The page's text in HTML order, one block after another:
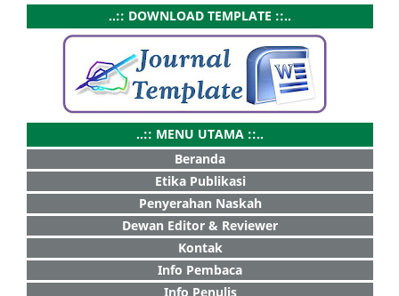
..:: DOWNLOAD TEMPLATE ::..
..:: MENU UTAMA ::..
Beranda
Etika Publikasi
Penyerahan Naskah
Dewan Editor & Reviewer
Kontak
Info Pembaca
Info Penulis